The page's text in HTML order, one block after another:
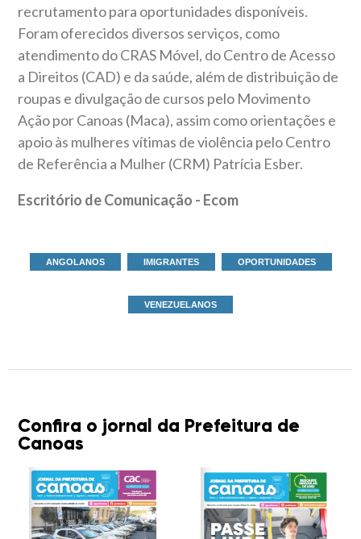
recrutamento para oportunidades disponíveis.
Foram oferecidos diversos serviços, como
atendimento do CRAS Móvel, do Centro de Acesso
a Direitos (CAD) e da saúde, além de distribuição de
roupas e divulgação de cursos pelo Movimento
Ação por Canoas (Maca), assim como orientações e
apoio às mulheres vítimas de violência pelo Centro
de Referência a Mulher (CRM) Patrícia Esber.
Escritório de Comunicação - Ecom
ANGOLANOS IMIGRANTES OPORTUNIDADES
VENEZUELANOS
Confira o jornal da Prefeitura de
Canoas